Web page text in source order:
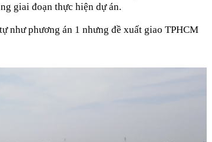
giai đoạn thực hiện dự án.
như phương án 1 nhưng đề xuất giao TPHCM